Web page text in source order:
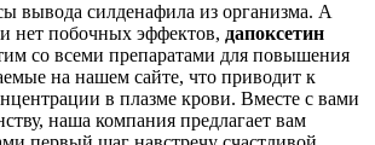
вывода силденафила из организма. А
нет побочных эффектов, дапоксетин
со всеми препаратами для повышения
на нашем сайте, что приводит к
в плазме крови. Вместе с вами
наша компания предлагает вам